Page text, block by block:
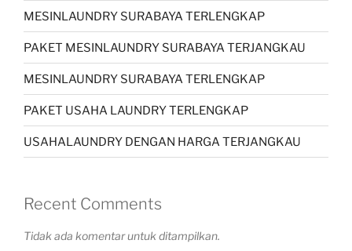
MESINLAUNDRY SURABAYA TERLENGKAP
PAKET MESINLAUNDRY SURABAYA TERJANGKAU
MESINLAUNDRY SURABAYA TERLENGKAP
PAKET USAHA LAUNDRY TERLENGKAP
USAHALAUNDRY DENGAN HARGA TERJANGKAU
Recent Comments
Tidak ada komentar untuk ditampilkan.